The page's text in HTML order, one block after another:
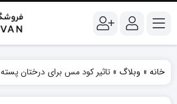
خانه » وبلاگ » تاثیر کود مس برای درختان پسته